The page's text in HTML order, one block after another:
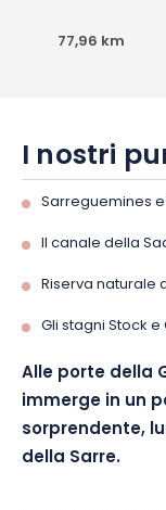
77,96 km
I nostri
Sarreguemines
Il canale della
Riserva naturale
Gli stagni Stock
Alle porte della
immerge in un
sorprendente,
della Sarre.